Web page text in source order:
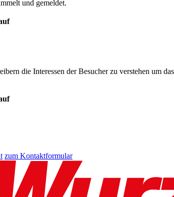
und gemeldet.
die Interessen der Besucher zu verstehen um
zum Kontaktformular